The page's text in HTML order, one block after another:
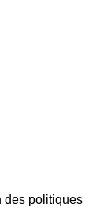
des politiques